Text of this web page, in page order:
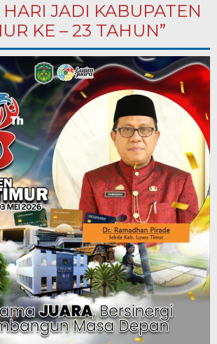
HARI JADI KABUPATEN
KE – 23 TAHUN”